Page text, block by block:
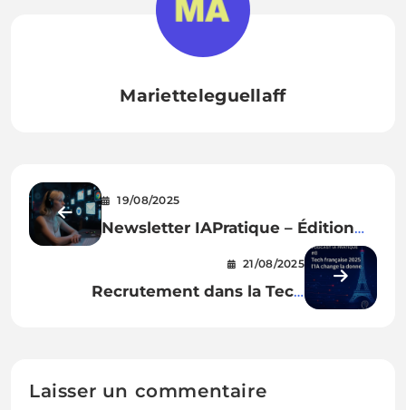
Marietteleguellaff
19/08/2025
Newsletter IAPratique – Édition
21/08/2025
Recrutement dans la Tech
Laisser un commentaire